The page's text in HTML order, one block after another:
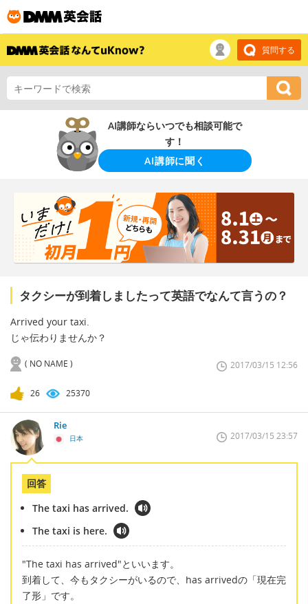
質問する
AI講師ならいつでも相談可能で
す！
AI講師に聞く
タクシーが到着しましたって英語でなんて言うの？
Arrived your taxi.
じゃ伝わりませんか？
( NO NAME ) 2017/03/15 12:56
26 25370
Rie
日本 2017/03/15 23:57
回答
The taxi has arrived.
The taxi is here.
"The taxi has arrived"といいます。
到着して、今もタクシーがいるので、has arrivedの「現在完
了形」です。